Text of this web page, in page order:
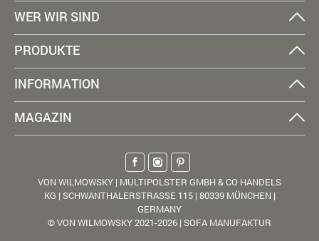
WER WIR SIND
PRODUKTE
INFORMATION
MAGAZIN
VON WILMOWSKY | MULTIPOLSTER GMBH & CO HANDELS
KG | SCHWANTHALERSTRASSE 115 | 80339 MÜNCHEN |
GERMANY
© VON WILMOWSKY 2021-2026 | SOFA MANUFAKTUR